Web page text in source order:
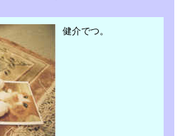
健介でつ。